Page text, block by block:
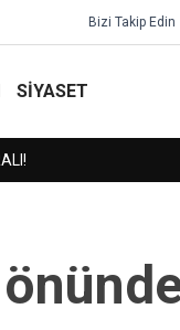
Bizi Takip Edin
SİYASET